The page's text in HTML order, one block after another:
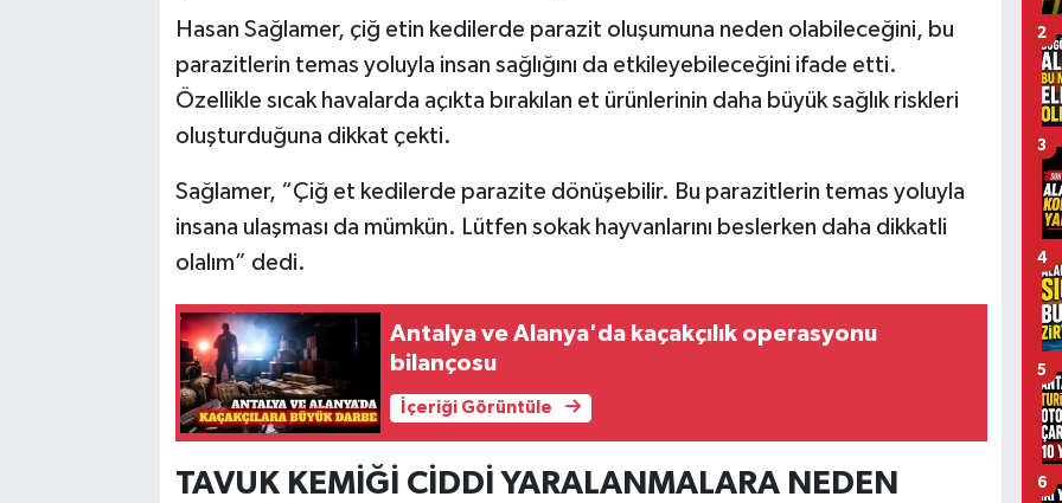
Hasan Sağlamer, çiğ etin kedilerde parazit oluşumuna neden olabileceğini, bu
parazitlerin temas yoluyla insan sağlığını da etkileyebileceğini ifade etti.
Özellikle sıcak havalarda açıkta bırakılan et ürünlerinin daha büyük sağlık riskleri
oluşturduğuna dikkat çekti.
Sağlamer, “Çiğ et kedilerde parazite dönüşebilir. Bu parazitlerin temas yoluyla
insana ulaşması da mümkün. Lütfen sokak hayvanlarını beslerken daha dikkatli
olalım” dedi.
Antalya ve Alanya'da kaçakçılık operasyonu
bilançosu
İçeriği Görüntüle
TAVUK KEMİĞİ CİDDİ YARALANMALARA NEDEN
2
3
4
5
6